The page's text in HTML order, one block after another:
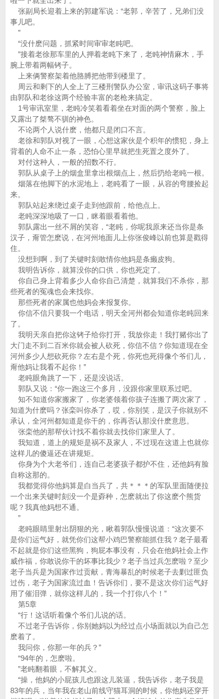
张副局长迎着上来的郭建军说：“老郭，辛苦了，兄弟们没
事儿吧。
”
“没什麽问题，抓紧时间审审老盹吧。
”接着老徐那车里的人押着老盹下来了，老盹神情麻木，手
腕上带着两幅铐子。
上来俩警察架着他胳膊把他带到楼里了。
周云和剩下的人全上了三楼刑警队办公室，审讯这码子事将
由郭队和老徐这两个经验丰富的老枪来搞定。
1号审讯室里，老盹冷笑着看着坐在对面的两个警察，脸上
又露出了桀骜不驯的神色。
不论两个人说什麽，他都只是闭口不言。
老徐和郭队对视了一眼，心想这家伙是个积年的惯犯，身上
背着的人命不止一条，恐怕心里早就把生死置之度外了。
对付这种人，一般的招数不行。
郭队从桌子上的烟盒里拿出根烟点上，然后扔给老盹一根。
烟落在他脚下的水泥地上，老盹看了一眼，从容的弯腰捡起
来。
郭队站起来绕过桌子走到他跟前，给他点上。
老盹深深地吸了一口，眯着眼看着他。
郭队露出一丝不屑的笑容，“老盹，你呢我原来还当你是条
汉子，甭管怎麽说，在河州地面儿上你张俊峰以前也算是戳得
住。
没想到啊，到了关键时刻敢情你他妈是条癞皮狗。
我明告诉你，就算没你的口供，你也死定了。
你自己身上背着多少人命你自己清楚，就算我们不杀你，那
些死者的冤魂也会来找你。
那些死者的家属也他妈会来报复你。
你信不信只要我一个电话，明天全河州都会知道你老盹回来
了。
我明天亲自把你这铐子给你打开，我放你走！我打赌你出了
大门走不到二百米你就会被人砍死，你信不信？你知道现在全
河州多少人想砍死你？左右是个死，你死也死得像个爷们儿，
甭他妈让我看不起你！”
老盹眼角跳了一下，还是没说话。
郭队又说：“你一跑这三个多月，没跟你家里联系过吧。
知不知道你家搬家了，你老婆领着你孩子连搬了两次家了，
知道为什麽吗？张栾叫你杀了，哎，你别笑，是汉子你就别不
承认，全河州都知道是你干的，你再否认那没什麽意思。
张栾他的那帮伙计找不着你就去找你们家里人了。
我知道，道上的规矩是祸不及家人，不过现在这道上也就你
这样儿的傻逼还在讲规矩。
你身为个大老爷们，连自己老婆孩子都护不住，还他妈有脸
自称这那的。
我都觉得你他妈算是白当兵了，共＊＊＊的军队里面随便拉
一个出来关键时刻没一个是孬种，怎麽就出了你这麽个熊货
呢？我真他妈想不通。
”
老盹眼睛里射出阴狠的光，瞅着郭队慢慢说道：“这次要不
是你们运气好，就凭你们这帮小鸡巴警察能抓住我？老子最看
不起就是你们这些黑狗，狗屁本事没有，只会在他妈社会上作
威作福，你敢说你干的坏事比我少？老子当过兵怎麽啦？至少
老子当兵是为国家作过贡献，青海暴乱的时候老子去剿过匪负
过伤，老子为国家流过血！告诉你们，要不是这次你们运气好
用了催泪弹，就你这样儿的，我一个打你八个！”
第5章
“行！这话听着像个爷们儿说的话。
不过老子告诉你，你别她妈以为经过点小场面就以为自己怎
麽着了。
我问你，你那一年的兵？”
“94年的，怎麽啦。
”老盹翻着眼，不解其义。
“操，他妈的小屁孩儿也跟这儿装逼，我告诉你，老子我是
83年的兵，当年我在老山前线守猫耳洞的时候，你他妈还穿开